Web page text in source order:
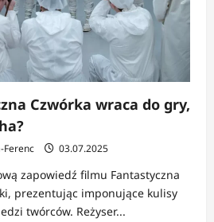
Czwórka wraca do gry,
Ferenc 03.07.2025
zapowiedź filmu Fantastyczna
prezentując imponujące kulisy
twórców. Reżyser...